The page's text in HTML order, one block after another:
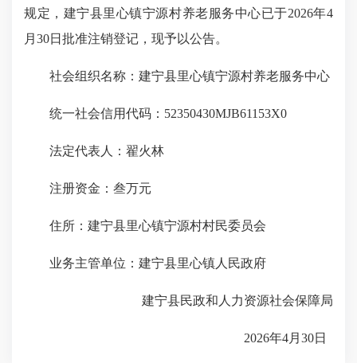
规定，建宁县里心镇宁源村养老服务中心已于2026年4
月30日批准注销登记，现予以公告。
社会组织名称：建宁县里心镇宁源村养老服务中心
统一社会信用代码：52350430MJB61153X0
法定代表人：翟火林
注册资金：叁万元
住所：建宁县里心镇宁源村村民委员会
业务主管单位：建宁县里心镇人民政府
建宁县民政和人力资源社会保障局
2026年4月30日